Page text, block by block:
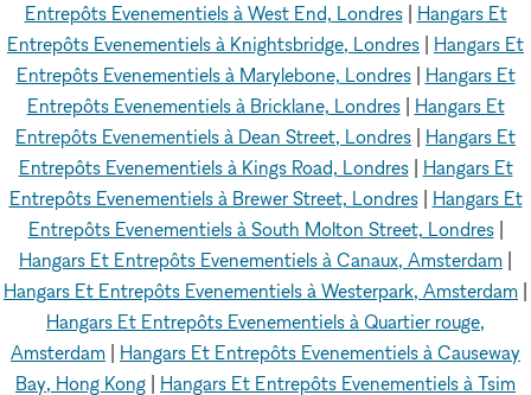
Entrepôts Evenementiels à West End, Londres| Hangars Et
Entrepôts Evenementiels à Knightsbridge, Londres
Hangars Et
Entrepôts Evenementiels à Marylebone, Londres| Hangars Et
Entrepôts Evenementiels à Bricklane, Londres| Hangars Et
Entrepôts Evenementiels à Dean Street, Londres
Hangars Et
Entrepôts Evenementiels à Kings Road, Londres| Hangars Et
Entrepôts Evenementiels à Brewer Street, Londres| Hangars Et
Entrepôts Evenementiels à South Molton Street, Londres|
Hangars Et Entrepôts Evenementiels à Canaux, Amsterdam
Hangars Et Entrepôts Evenementiels à Westerpark, Amsterdam
Hangars Et Entrepôts Evenementiels à Quartier rouge,
Amsterdam
Hangars Et Entrepôts Evenementiels à Causeway
Bay, Hong Kong
Hangars Et Entrepôts Evenementiels à Tsim